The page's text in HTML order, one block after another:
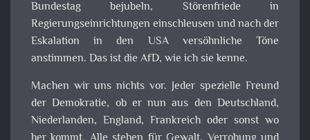
Bundestag bejubeln, Störenfriede in
Regierungseinrichtungen einschleusen und nach der
Eskalation in den USA versöhnliche Töne
anstimmen. Das ist die AfD, wie ich sie kenne.
Machen wir uns nichts vor. Jeder spezielle Freund
der Demokratie, ob er nun aus den Deutschland,
Niederlanden, England, Frankreich oder sonst wo